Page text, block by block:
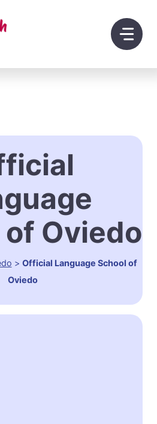
Oviedo
> Official Language School of
Oviedo